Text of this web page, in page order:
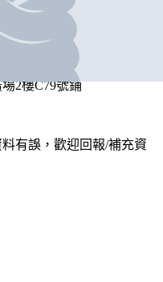
2樓C79號鋪
有誤，歡迎回報/補充資